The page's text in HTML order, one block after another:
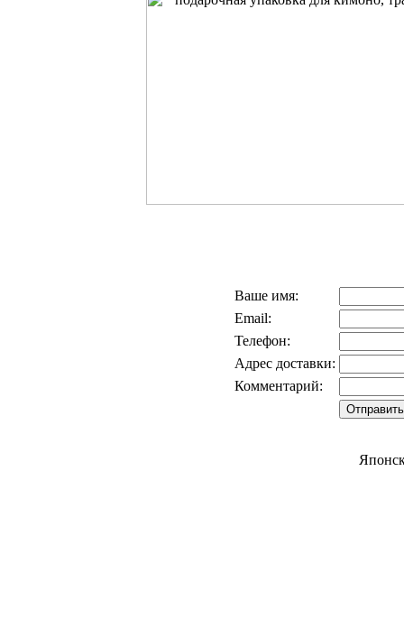
Ваше имя:
Email:
Телефон:
Адрес доставки:
Комментарий: